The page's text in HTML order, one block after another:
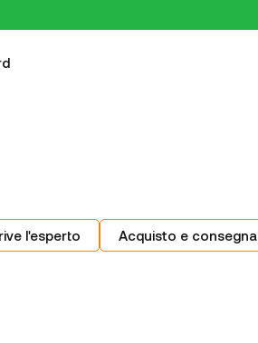
l'esperto Acquisto e consegna